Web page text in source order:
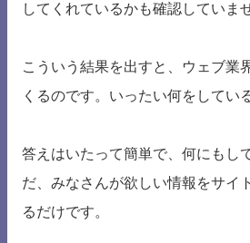
してくれているかも確認していま
こういう結果を出すと、ウェブ業
くるのです。いったい何をしてい
答えはいたって簡単で、何にもし
だ、みなさんが欲しい情報をサイ
るだけです。